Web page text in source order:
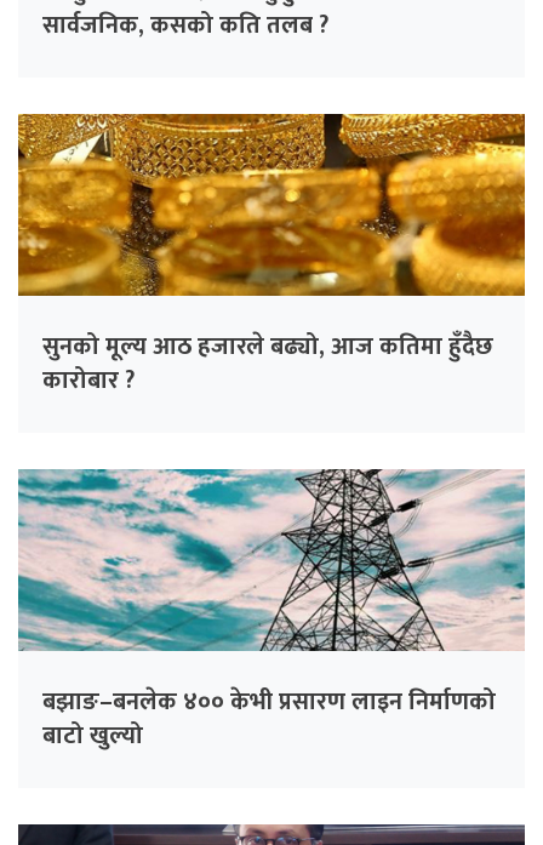
सार्वजनिक, कसको कति तलब ?
सुनको मूल्य आठ हजारले बढ्यो, आज कतिमा हुँदैछ
कारोबार ?
बझाङ–बनलेक ४०० केभी प्रसारण लाइन निर्माणको
बाटो खुल्यो